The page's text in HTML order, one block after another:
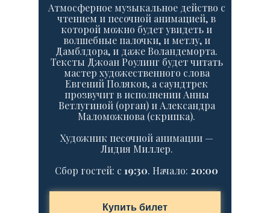
Атмосферное музыкальное действо с
чтением и песочной анимацией, в
которой можно будет увидеть и
волшебные палочки, и метлу, и
Дамблдора, и даже Воландеморта.
Тексты Джоан Роулинг будет читать
мастер художественного слова
Евгений Поляков, а саундтрек
прозвучит в исполнении Анны
Ветлугиной (орган) и Александра
Маломожнова (скрипка).
Художник песочной анимации —
Лидия Миллер.
Сбор гостей: c 19:30. Начало: 20:00
Купить билет